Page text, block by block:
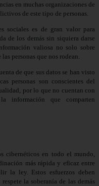
en muchas organizaciones de
de este tipo de personas.
sociales es de gran valor para
de los demás sin siquiera darse
valiosa no solo sobre
personas que nos rodean.
de que sus datos se han visto
personas son conscientes del
por lo que no cuentan con
información que comparten
cibernéticos en todo el mundo,
más rápida y eficaz entre
la ley. Estos esfuerzos deben
la soberanía de las demás